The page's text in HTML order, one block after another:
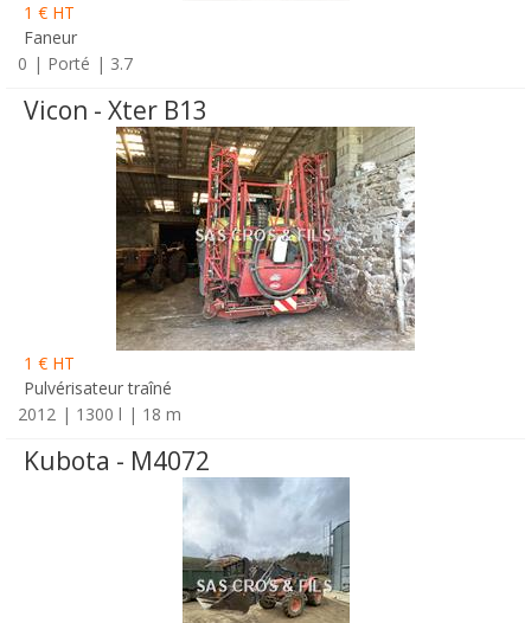
1 € HT
Faneur
0
Porté 3.7
Vicon - Xter B13
1 € HT
Pulvérisateur traîné
2012
1300 l 18 m
Kubota - M4072